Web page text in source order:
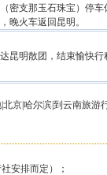
密支那玉石珠宝）停车
，晚火车返回昆明。
昆明散团，结束愉快行
北京|哈尔滨|到云南旅游
安排而定）；